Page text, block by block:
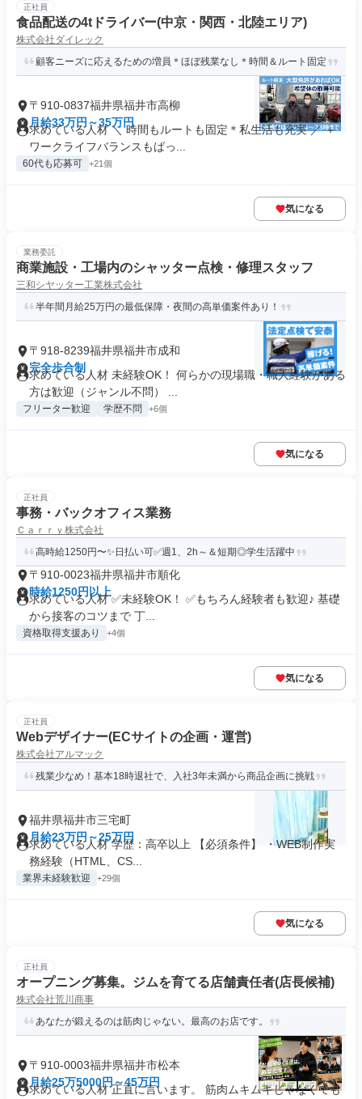
正社員
食品配送の4tドライバー(中京・関西・北陸エリア)
株式会社ダイレック
顧客ニーズに応えるための増員＊ほぼ残業なし＊時間＆ルート固定
〒910-0837福井県福井市高柳
月給33万円～35万円
求めている人材 ＼ 時間もルートも固定＊私生活も充実 ／ ＋
ワークライフバランスもばっ...
60代も応募可 +21個
気になる
業務委託
商業施設・工場内のシャッター点検・修理スタッフ
三和シヤッター工業株式会社
半年間月給25万円の最低保障・夜間の高単価案件あり！
〒918-8239福井県福井市成和
完全歩合制
求めている人材 未経験OK！ 何らかの現場職・職人経験がある
方は歓迎（ジャンル不問） ...
フリーター歓迎 学歴不問 +6個
気になる
正社員
事務・バックオフィス業務
Ｃａｒｒｙ株式会社
高時給1250円〜✨日払い可✅週1、2h～＆短期◎学生活躍中
〒910-0023福井県福井市順化
時給1250円以上
求めている人材 ✅未経験OK！ ✅もちろん経験者も歓迎♪ 基礎
から接客のコツまで 丁...
資格取得支援あり +4個
気になる
正社員
Webデザイナー(ECサイトの企画・運営)
株式会社アルマック
残業少なめ！基本18時退社で、入社3年未満から商品企画に挑戦
福井県福井市三宅町
月給23万円～25万円
求めている人材 学歴：高卒以上 【必須条件】 ・WEB制作実
務経験（HTML、CS...
業界未経験歓迎 +29個
気になる
正社員
オープニング募集。ジムを育てる店舗責任者(店長候補)
株式会社荒川商事
あなたが鍛えるのは筋肉じゃない。最高のお店です。
〒910-0003福井県福井市松本
月給25万5000円～45万円
求めている人材 正直に言います。 筋肉ムキムキじゃなくても